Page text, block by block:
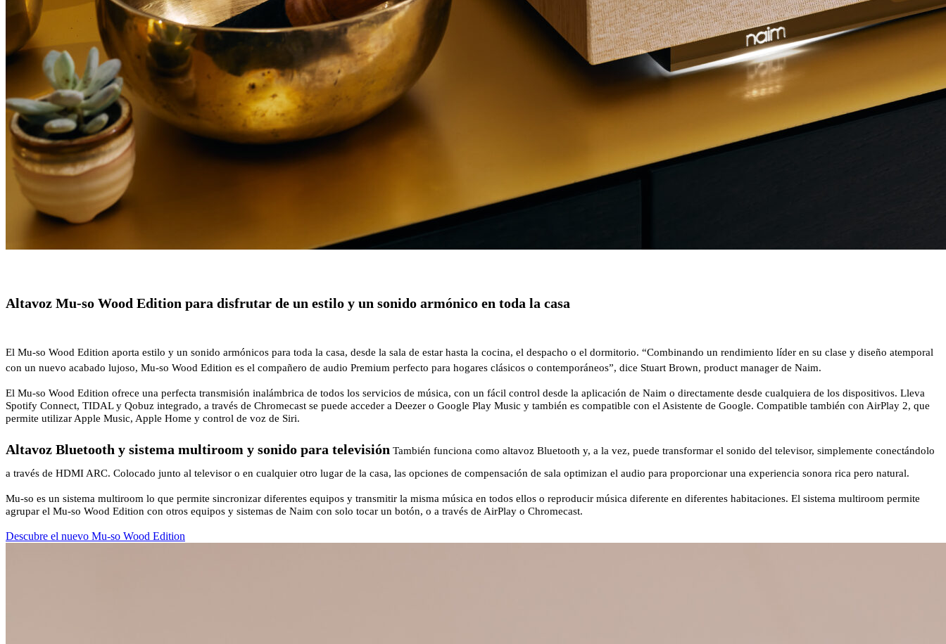
Altavoz Mu-so Wood Edition para disfrutar de un estilo y un sonido armónico en toda la casa
El Mu-so Wood Edition aporta estilo y un sonido armónicos para toda la casa, desde la sala de estar hasta la cocina, el despacho o el dormitorio. “Combinando un rendimiento líder en su clase y diseño atemporal
con un nuevo acabado lujoso, Mu-so Wood Edition es el compañero de audio Premium perfecto para hogares clásicos o contemporáneos”, dice Stuart Brown, product manager de Naim.
El Mu-so Wood Edition ofrece una perfecta transmisión inalámbrica de todos los servicios de música, con un fácil control desde la aplicación de Naim o directamente desde cualquiera de los dispositivos. Lleva
Spotify Connect, TIDAL y Qobuz integrado, a través de Chromecast se puede acceder a Deezer o Google Play Music y también es compatible con el Asistente de Google. Compatible también con AirPlay 2, que
permite utilizar Apple Music, Apple Home y control de voz de Siri.
Altavoz Bluetooth y sistema multiroom y sonido para televisión También funciona como altavoz Bluetooth y, a la vez, puede transformar el sonido del televisor, simplemente conectándolo
a través de HDMI ARC. Colocado junto al televisor o en cualquier otro lugar de la casa, las opciones de compensación de sala optimizan el audio para proporcionar una experiencia sonora rica pero natural.
Mu-so es un sistema multiroom lo que permite sincronizar diferentes equipos y transmitir la misma música en todos ellos o reproducir música diferente en diferentes habitaciones. El sistema multiroom permite
agrupar el Mu-so Wood Edition con otros equipos y sistemas de Naim con solo tocar un botón, o a través de AirPlay o Chromecast.
Descubre el nuevo Mu-so Wood Edition